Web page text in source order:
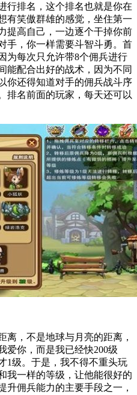
行排名，这个排名也就是你在
有笑傲群雄的感觉，坐住第一
提高自己，一边逐个干掉你前
手，你一样需要斗智斗勇。首
为每次只允许带8个佣兵进行
能配合出好的战术，因为不同
你还得知道对手的佣兵战斗序
排名前面的玩家，每天还可以
，不是地球与月亮的距离，
爱你，而是我已经快200级
1级。于是，我不得不重头玩
我一样的等级，让他能很好的
升佣兵能力的主要手段之一，